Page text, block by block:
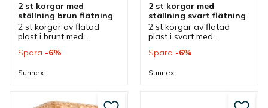
2 st korgar med
ställning brun flätning
2 st korgar av flätad
plast i brunt med
användas som
brödkorgar och passar
Spara 6%
Sunnex
2 st korgar med
ställning svart flätning
2 st korgar av flätad
plast i svart med
användas som
brödkorgar och passar
Spara 6%
Sunnex